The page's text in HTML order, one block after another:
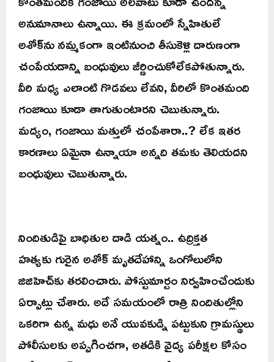
అనుమానాలు ఉన్నాయి. ఈ క్రమంలో స్నేహితులే
అశోక్‌ను నమ్మకంగా ఇంటినుంచి తీసుకెళ్లి దారుణంగా
చంపేయడాన్ని బంధువులు జీర్ణించుకోలేకపోతున్నారు.
వీరి మధ్య ఎలాంటి గొడవలు లేవని, వీరిలో కొంతమంది
గంజాయి కూడా తాగుతుంటారని చెబుతున్నారు.
మద్యం, గంజాయి మత్తులో చంపేశారా..? లేక ఇతర
కారణాలు ఏమైనా ఉన్నాయా అన్నది తమకు తెలియదని
బంధువులు చెబుతున్నారు.
నిందితుడిపై బాధితుల దాడి యత్నం.. ఉద్రిక్తత
హత్యకు గురైన అశోక్‌ మృతదేహాన్ని ఒంగోలులోని
జిజిహెచ్‌కు తరలించారు. పోస్టుమార్టం నిర్వహించేందుకు
ఏర్పాట్లు చేశారు. అదే సమయంలో రాత్రి నిందితుల్లోని
ఒకరిగా ఉన్న మధు అనే యువకుడ్ని పట్టుకుని గ్రామస్థులు
పోలీసులకు అప్పగించగా, అతడికి వైద్య పరీక్షల కోసం